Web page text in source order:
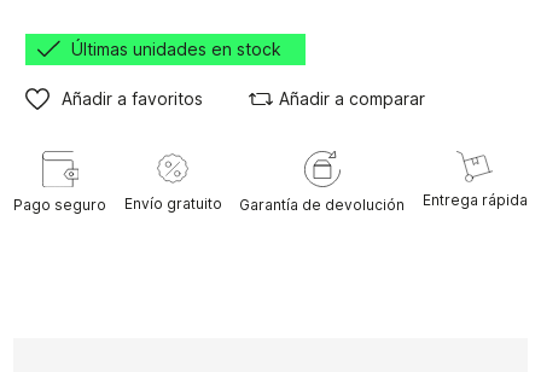
Últimas unidades en stock
Añadir a favoritos Añadir a comparar
Pago seguro Envío gratuito Garantía de devolución Entrega rápida